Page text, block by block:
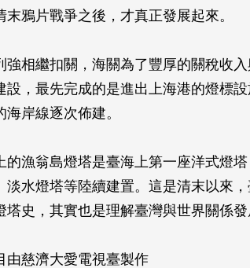
末鴉片戰爭之後，­才真正發展起來。
強相繼扣關，海關為了豐厚的關稅收
設，最先完成的是進出上海港的燈標
海岸線­逐次佈建。
的漁翁島燈塔是臺海上第一座洋式燈
淡水燈塔等陸續建置。這是清末以來
塔史，­其實也是理解臺灣與世界關係發
由慈濟大愛電視臺製作